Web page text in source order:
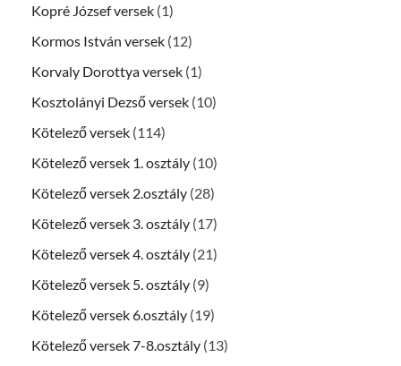
Kopré József versek (1)
Kormos István versek (12)
Korvaly Dorottya versek (1)
Kosztolányi Dezső versek (10)
Kötelező versek (114)
Kötelező versek 1. osztály (10)
Kötelező versek 2.osztály (28)
Kötelező versek 3. osztály (17)
Kötelező versek 4. osztály (21)
Kötelező versek 5. osztály (9)
Kötelező versek 6.osztály (19)
Kötelező versek 7-8.osztály (13)